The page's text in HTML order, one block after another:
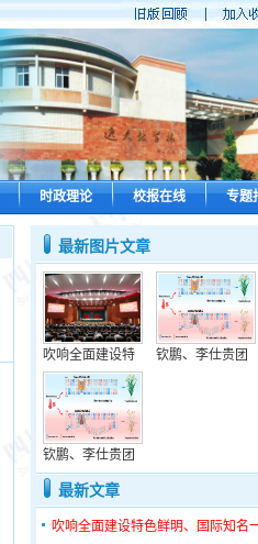
时政理论 校报在线 专题
最新图片文章
吹响全面建设特 钦鹏、李仕贵团
钦鹏、李仕贵团
最新文章
吹响全面建设特色鲜明、国际知名